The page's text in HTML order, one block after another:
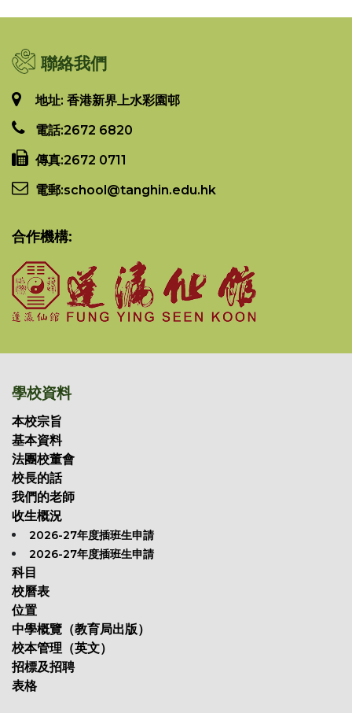
聯絡我們
地址: 香港新界上水彩園邨
電話:2672 6820
傳真:2672 0711
電郵:school@tanghin.edu.hk
合作機構:
學校資料
本校宗旨
基本資料
法團校董會
校長的話
我們的老師
收生概況
2026-27年度插班生申請
2026-27年度插班生申請
科目
校曆表
位置
中學概覽（教育局出版）
校本管理（英文）
招標及招聘
表格